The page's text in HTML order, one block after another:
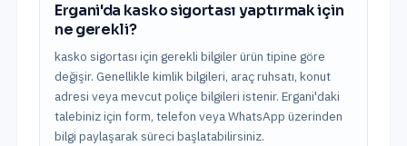
Ergani'da kasko sigortası yaptırmak için
ne gerekli?
kasko sigortası için gerekli bilgiler ürün tipine göre
değişir. Genellikle kimlik bilgileri, araç ruhsatı, konut
adresi veya mevcut poliçe bilgileri istenir. Ergani'daki
talebiniz için form, telefon veya WhatsApp üzerinden
bilgi paylaşarak süreci başlatabilirsiniz.